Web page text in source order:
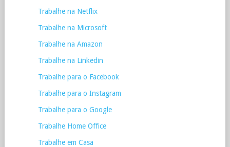
Trabalhe na Netflix
Trabalhe na Microsoft
Trabalhe na Amazon
Trabalhe na Linkedin
Trabalhe para o Facebook
Trabalhe para o Instagram
Trabalhe para o Google
Trabalhe Home Office
Trabalhe em Casa